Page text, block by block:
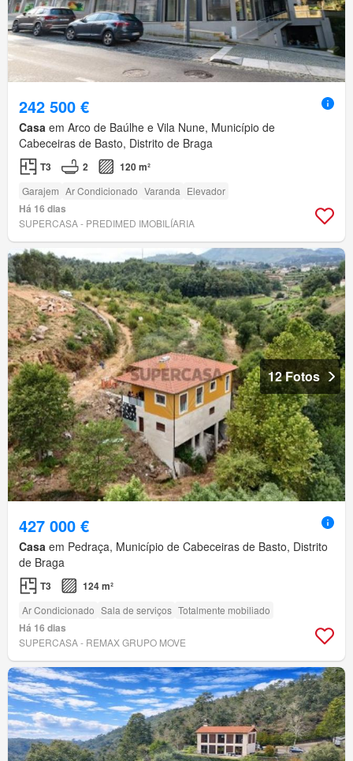
242 500 €
Casa em Arco de Baúlhe e Vila Nune, Município de
Cabeceiras de Basto, Distrito de Braga
T3 2 120 m²
Garajem Ar Condicionado Varanda Elevador
Há 16 dias
SUPERCASA - PREDIMED IMOBILÍARIA
12 Fotos
427 000 €
Casa em Pedraça, Município de Cabeceiras de Basto, Distrito
de Braga
T3 124 m²
Ar Condicionado Sala de serviços Totalmente mobiliado
Há 16 dias
SUPERCASA - REMAX GRUPO MOVE